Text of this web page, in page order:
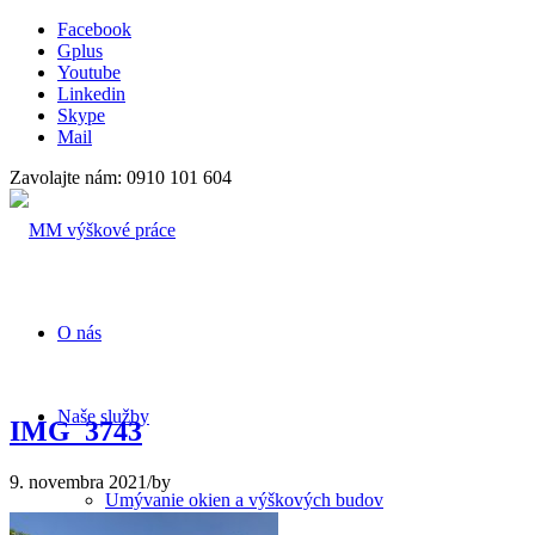
Facebook
Gplus
Youtube
Linkedin
Skype
Mail
Zavolajte nám: 0910 101 604
O nás
Naše služby
Umývanie okien a výškových budov
IMG_3743
9. novembra 2021/by